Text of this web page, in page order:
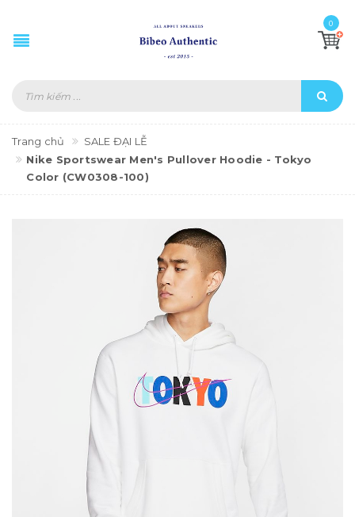
0
Trang chủ
SALE ĐẠI LỄ
Nike Sportswear Men's Pullover Hoodie - Tokyo
Color (CW0308-100)